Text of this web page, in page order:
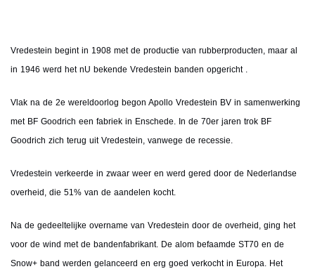
Vredestein begint in 1908 met de productie van rubberproducten, maar al
in 1946 werd het nU bekende Vredestein banden opgericht .
Vlak na de 2e wereldoorlog begon Apollo Vredestein BV in samenwerking
met BF Goodrich een fabriek in Enschede. In de 70er jaren trok BF
Goodrich zich terug uit Vredestein, vanwege de recessie.
Vredestein verkeerde in zwaar weer en werd gered door de Nederlandse
overheid, die 51% van de aandelen kocht.
Na de gedeeltelijke overname van Vredestein door de overheid, ging het
voor de wind met de bandenfabrikant. De alom befaamde ST70 en de
Snow+ band werden gelanceerd en erg goed verkocht in Europa. Het